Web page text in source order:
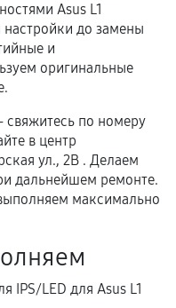
комплектующие
оформление
Asus L1
до замены
и
оригинальные
по номеру
в центр
ул., 2В . Делаем
дальнейшем ремонте.
максимально
IPS/LED для Asus L1